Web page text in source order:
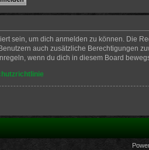
sein, um dich anmelden zu können. Die
auch zusätzliche Berechtigungen
wenn du dich in diesem Board